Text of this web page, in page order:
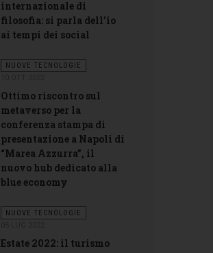
internazionale di
filosofia: si parla dell’io
ai tempi dei social
NUOVE TECNOLOGIE
Ottimo riscontro sul
metaverso per la
conferenza stampa di
presentazione a Napoli di
“Marea Azzurra”, il
nuovo hub dedicato alla
blue economy
NUOVE TECNOLOGIE
Estate 2022: il turismo